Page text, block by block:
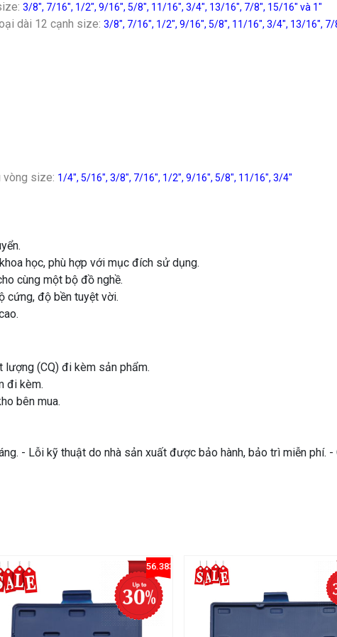
3/8″, 7/16″, 1/2″, 9/16″, 5/8″, 11/16″, 3/4″, 13/16″, 7/8″, 15/16″ và 1″
dài 12 cạnh size: 3/8″, 7/16″, 1/2″, 9/16″, 5/8″, 11/16″, 3/4″, 13/16″, 7/
vòng size: 1/4″, 5/16″, 3/8″, 7/16″, 1/2″, 9/16″, 5/8″, 11/16″, 3/4″
học, phù hợp với mục đích sử dụng.
cùng một bộ đồ nghề.
cứng, độ bền tuyệt vời.
lượng (CQ) đi kèm sản phẩm.
đi kèm.
bên mua.
- Lỗi kỹ thuật do nhà sản xuất được bảo hành, bảo trì miễn phí. -
56.383822363203805%